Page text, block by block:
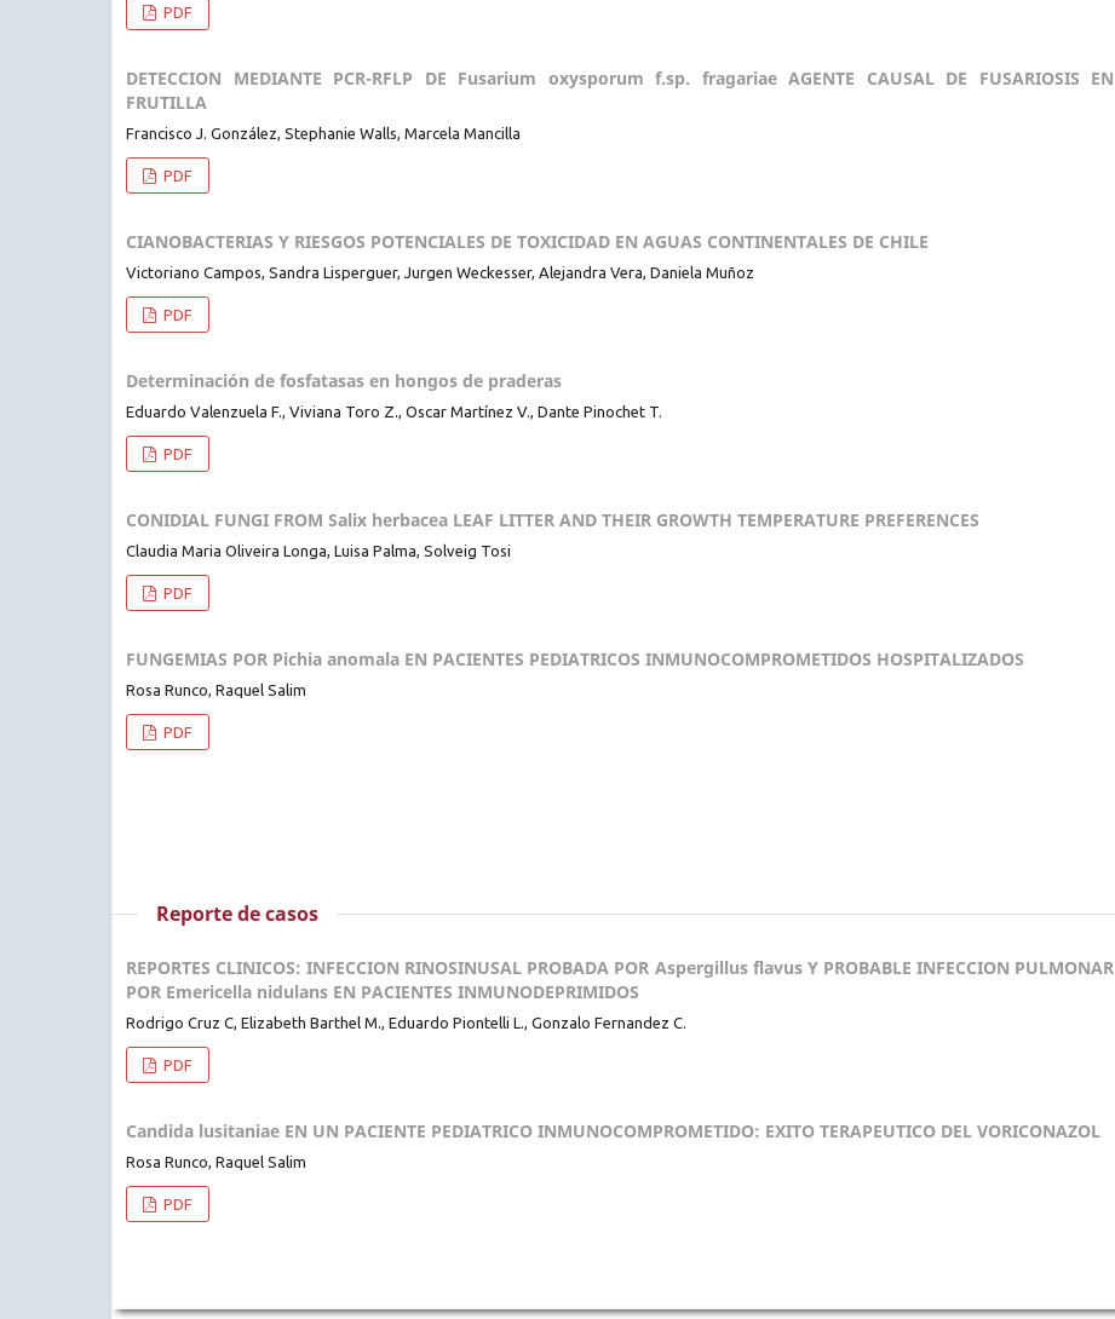
PDF
DETECCION MEDIANTE PCR-RFLP DE Fusarium oxysporum f.sp. fragariae AGENTE CAUSAL DE FUSARIOSIS EN
FRUTILLA
Francisco J. González, Stephanie Walls, Marcela Mancilla
PDF
CIANOBACTERIAS Y RIESGOS POTENCIALES DE TOXICIDAD EN AGUAS CONTINENTALES DE CHILE
Victoriano Campos, Sandra Lisperguer, Jurgen Weckesser, Alejandra Vera, Daniela Muñoz
PDF
Determinación de fosfatasas en hongos de praderas
Eduardo Valenzuela F., Viviana Toro Z., Oscar Martínez V., Dante Pinochet T.
PDF
CONIDIAL FUNGI FROM Salix herbacea LEAF LITTER AND THEIR GROWTH TEMPERATURE PREFERENCES
Claudia Maria Oliveira Longa, Luisa Palma, Solveig Tosi
PDF
FUNGEMIAS POR Pichia anomala EN PACIENTES PEDIATRICOS INMUNOCOMPROMETIDOS HOSPITALIZADOS
Rosa Runco, Raquel Salim
PDF
Reporte de casos
REPORTES CLINICOS: INFECCION RINOSINUSAL PROBADA POR Aspergillus flavus Y PROBABLE INFECCION PULMONAR
POR Emericella nidulans EN PACIENTES INMUNODEPRIMIDOS
Rodrigo Cruz C, Elizabeth Barthel M., Eduardo Piontelli L., Gonzalo Fernandez C.
PDF
Candida lusitaniae EN UN PACIENTE PEDIATRICO INMUNOCOMPROMETIDO: EXITO TERAPEUTICO DEL VORICONAZOL
Rosa Runco, Raquel Salim
PDF